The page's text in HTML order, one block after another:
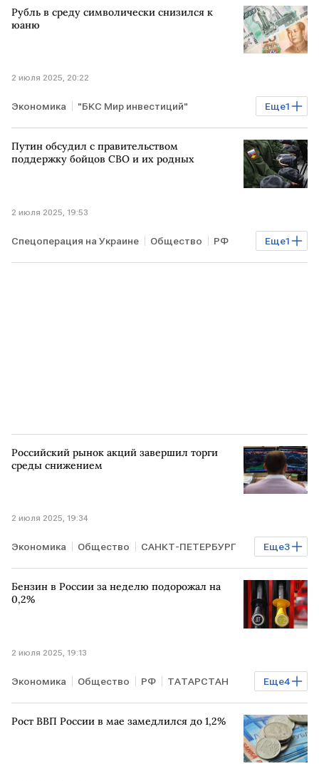
Рубль в среду символически снизился к
юаню
2 июля 2025, 20:22
Еще1
Экономика "БКС Мир инвестиций"
УК Альфа-Капитал
Путин обсудил с правительством
поддержку бойцов СВО и их родных
2 июля 2025, 19:53
Еще1
Спецоперация на Украине Общество РФ
Владимир Путин
Российский рынок акций завершил торги
среды снижением
2 июля 2025, 19:34
Еще3
Экономика Общество САНКТ-ПЕТЕРБУРГ
Елена Кожухова Мосбиржа
"БКС Мир инвестиций"
Бензин в России за неделю подорожал на
0,2%
2 июля 2025, 19:13
Еще4
Экономика Общество РФ ТАТАРСТАН
МОСКВА Александр Новак Росстат ЕАЭС
Рост ВВП России в мае замедлился до 1,2%